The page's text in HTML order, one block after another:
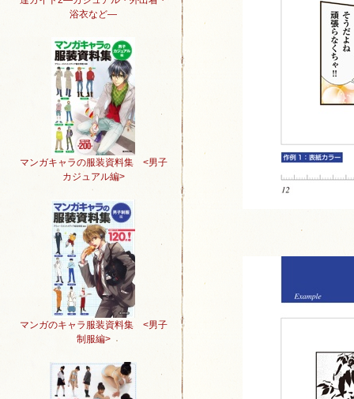
浴衣など―
マンガキャラの服装資料集 <男子
カジュアル編>
マンガのキャラ服装資料集 <男子
制服編>